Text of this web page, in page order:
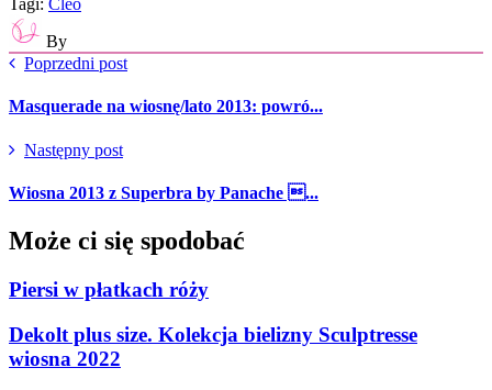
Tagi: Cleo
By
Poprzedni post
Masquerade na wiosnę/lato 2013: powró...
Następny post
Wiosna 2013 z Superbra by Panache ...
Może ci się spodobać
Piersi w płatkach róży
Dekolt plus size. Kolekcja bielizny Sculptresse
wiosna 2022